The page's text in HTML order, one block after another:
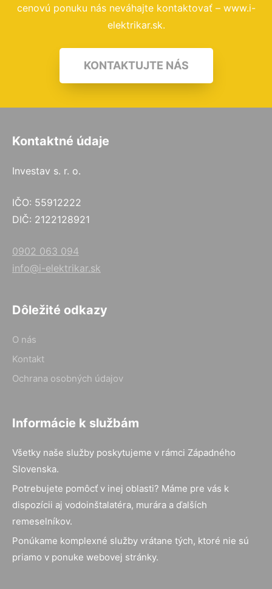
cenovú ponuku nás neváhajte kontaktovať – www.i-
elektrikar.sk.
KONTAKTUJTE NÁS
Kontaktné údaje
Investav s. r. o.
IČO: 55912222
DIČ: 2122128921
0902 063 094
info@i-elektrikar.sk
Dôležité odkazy
O nás
Kontakt
Ochrana osobných údajov
Informácie k službám
Všetky naše služby poskytujeme v rámci Západného
Slovenska.
Potrebujete pomôcť v inej oblasti? Máme pre vás k
dispozícii aj vodoinštalatéra, murára a ďalších
remeselníkov.
Ponúkame komplexné služby vrátane tých, ktoré nie sú
priamo v ponuke webovej stránky.